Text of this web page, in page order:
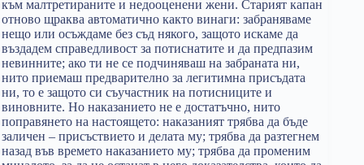
към малтретираните и недооценени жени. Старият капан
отново щраква автоматично както винаги: забраняваме
нещо или осъждаме без съд някого, защото искаме да
въздадем справедливост за потиснатите и да предпазим
невинните; ако ти не се подчиняваш на забраната ни,
нито приемаш предварително за легитимна присъдата
ни, то е защото си съучастник на потисниците и
виновните. Но наказанието не е достатъчно, нито
поправянето на настоящето: наказаният трябва да бъде
заличен – присъствието и делата му; трябва да разтегнем
назад във времето наказанието му; трябва да променим